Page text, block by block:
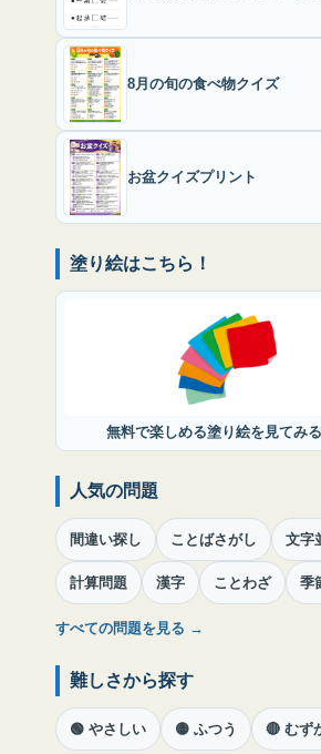
8月の旬の食べ物クイズ
お盆クイズプリント
塗り絵はこちら！
無料で楽しめる塗り絵を見てみ
人気の問題
間違い探し ことばさがし 文字
計算問題 漢字 ことわざ 季
すべての問題を見る →
難しさから探す
🟢 やさしい 🟡 ふつう 🔴 むず